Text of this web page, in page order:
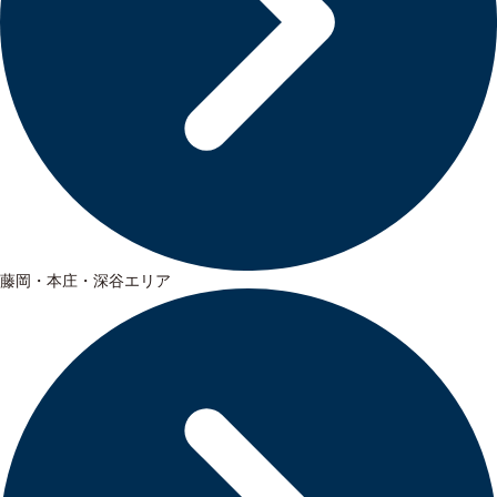
藤岡・本庄・深谷エリア